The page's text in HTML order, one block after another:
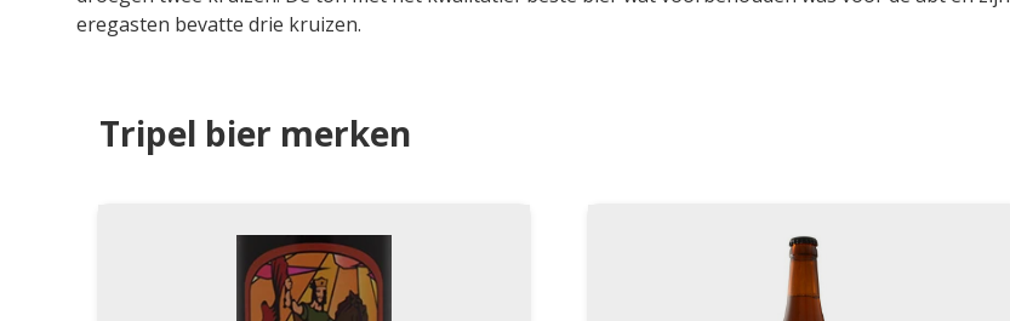
eregasten bevatte drie kruizen.
Tripel bier merken